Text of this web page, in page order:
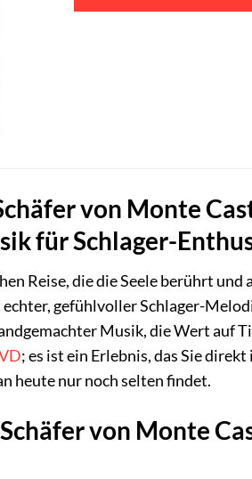
von Monte
für Schlager-
Reise, die die Seele berührt
gefühlvoller Schlager-
Musik, die Wert auf
; es ist ein Erlebnis, das Sie
heute nur noch selten findet.
Schäfer von Monte